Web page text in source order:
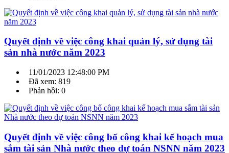
Quyết định về việc công khai quản lý, sử dụng tài
sản nhà nước năm 2023
11/01/2023 12:48:00 PM
Đã xem: 819
Phản hồi: 0
Quyết định về việc công bố công khai kế hoạch mua
sắm tài sản Nhà nước theo dự toán NSNN năm 2023